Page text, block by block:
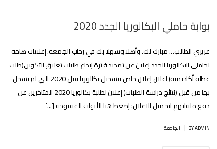
بوابة حاملي البكالوريا الجدد 2020
عزيزي الطالب… مبارك لك. وأهلا وسهلا بك في رحاب الجامعة. إعلانات هامة
لحاملي البكالوريا الجدد إعلان عن تمديد فترة إيداع طلبات تعليق التكوين(طلب
عطلة أكاديمية)‎‎ اعلان إعلان خاص بتسجيل بكالوريا قبل 2020 التي لم يسجل
بها من قبل (نتائج دراسة الطلبات) إعلان لطلبة بكالوريا 2020 المتاخرين عن
دفع ملفاتهم‎ لتحميل الاعلان: إضغط هنا اﻷبواب المفتوحة [...]
BY ADMIN الجامعة